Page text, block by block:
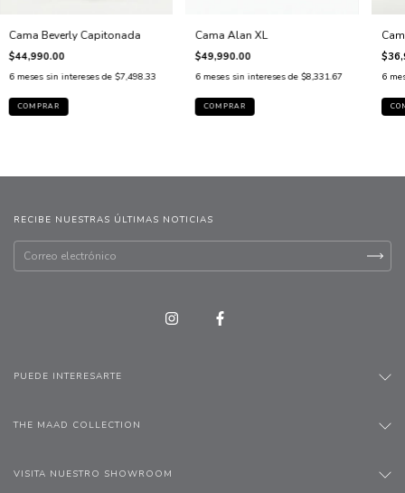
Cama Beverly Capitonada
$44,990.00
6 meses sin intereses de $7,498.33
COMPRAR
Cama Alan XL
$49,990.00
6 meses sin intereses de $8,331.67
COMPRAR
6
RECIBE NUESTRAS ÚLTIMAS NOTICIAS
PUEDE INTERESARTE
THE MAAD COLLECTION
VISITA NUESTRO SHOWROOM